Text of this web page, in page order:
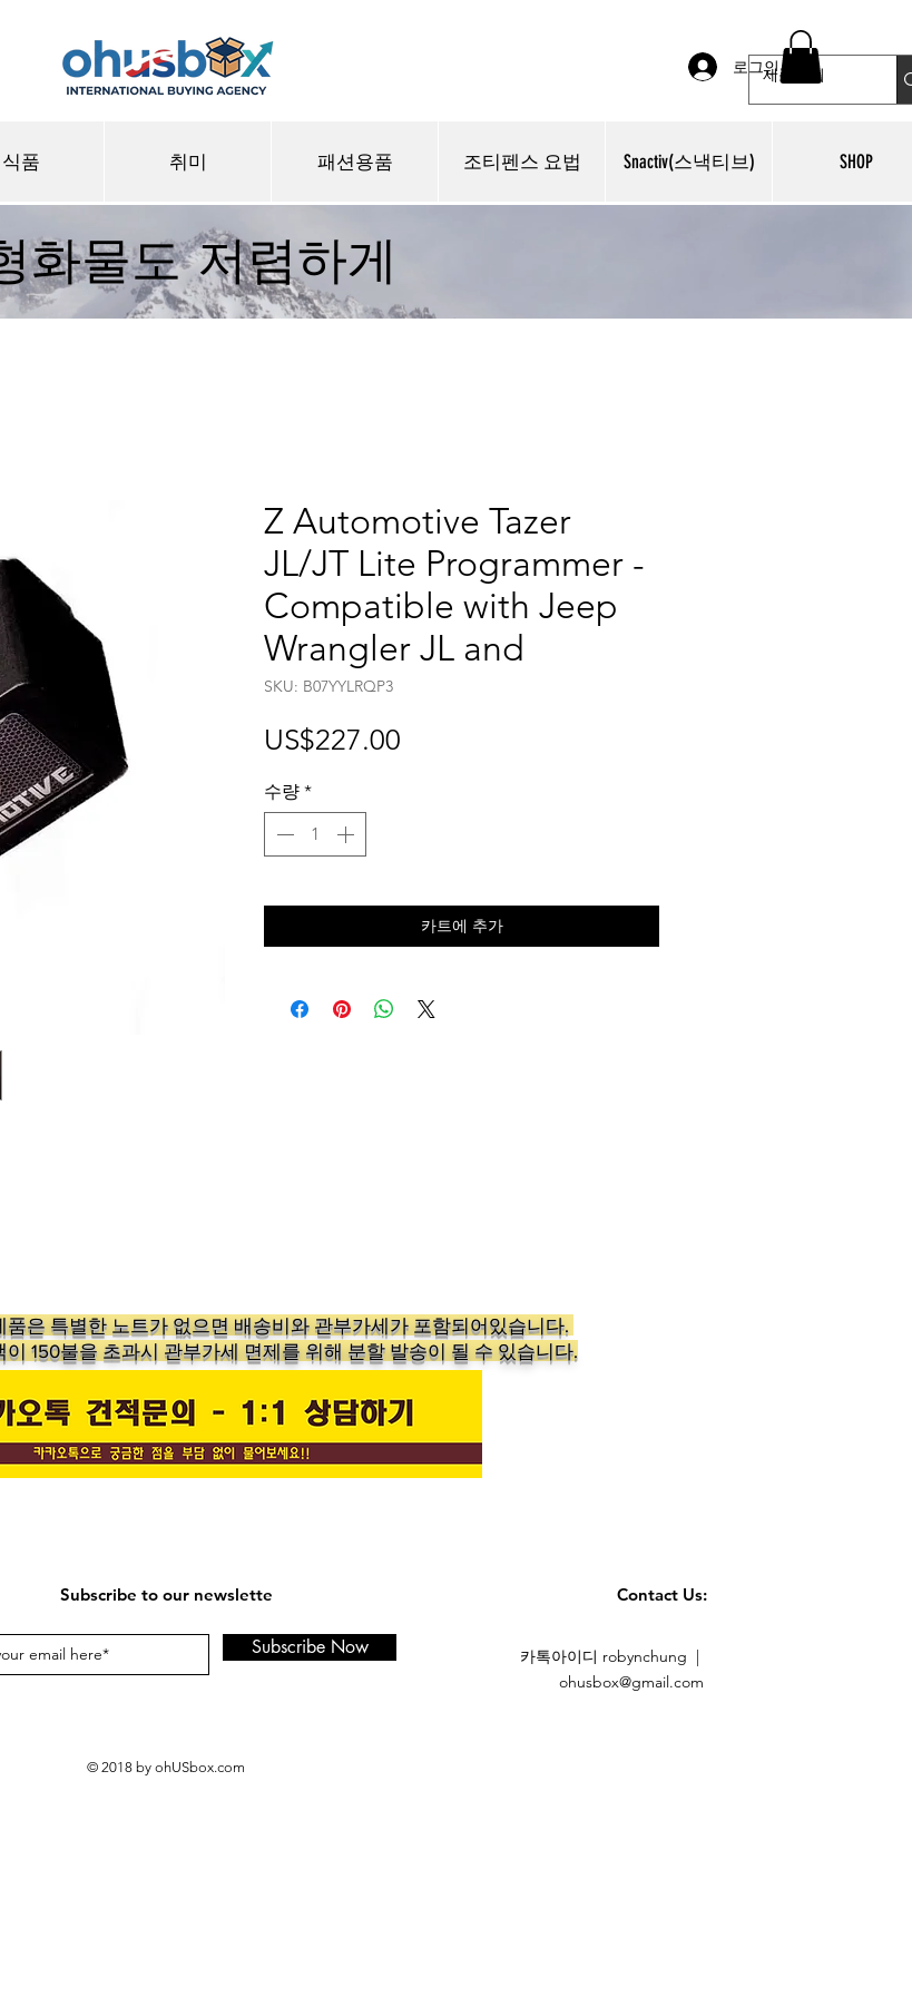
로그인
식품 취미 패션용품 조티펜스 요법 Snactiv(스낵티브) SHOP
화물도 저렴하게
Z Automotive Tazer
JL/JT Lite Programmer -
Compatible with Jeep
Wrangler JL and
SKU: B07YYLRQP3
US$227.00
수량 *
카트에 추가
품은 특별한 노트가 없으면 배송비와 관부가세가 포함되어있습니다.
150불을 초과시 관부가세 면제를 위해 분할 발송이 될 수 있습니다.
Contact Us:
카톡아이디 robynchung |
ohusbox@gmail.com
Subscribe to our newslette
Subscribe Now
© 2018 by ohUSbox.com